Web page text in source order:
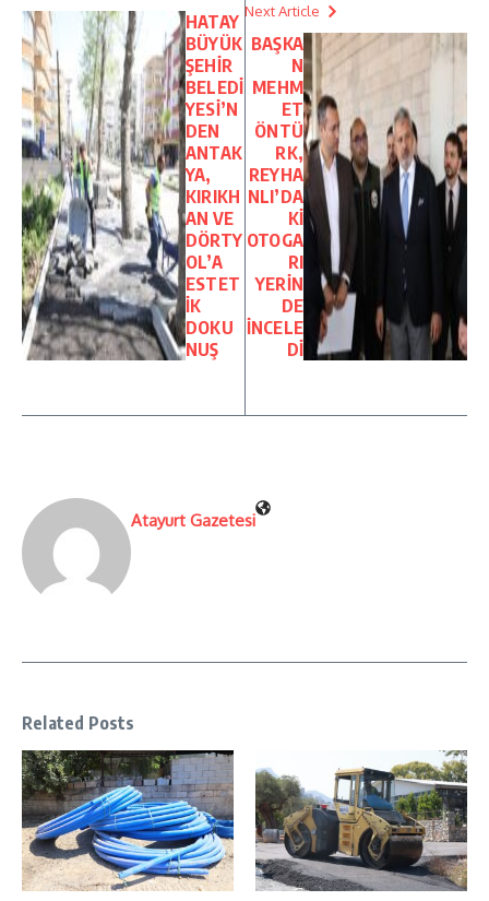
HATAY
BÜYÜK
ŞEHİR
BELEDİ
YESİ’N
DEN
ANTAK
YA,
KIRIKH
AN VE
DÖRTY
OL’A
ESTET
İK
DOKU
NUŞ
Next Article
BAŞKA
N
MEHM
ET
ÖNTÜ
RK,
REYHA
NLI’DA
Kİ
OTOGA
RI
YERİN
DE
İNCELE
Dİ
Atayurt Gazetesi
Related Posts